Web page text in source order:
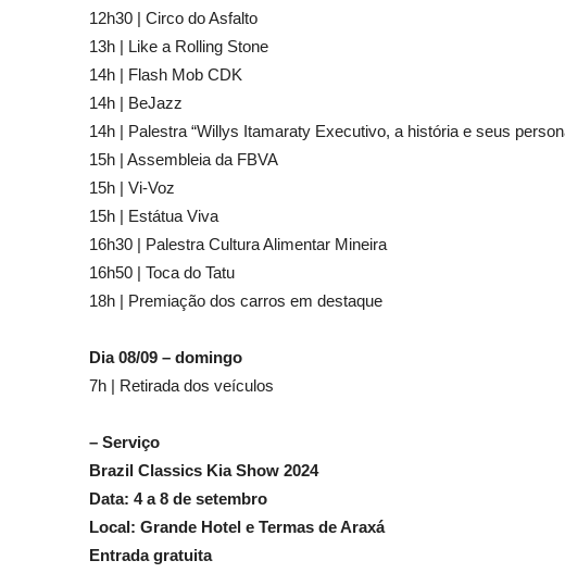
12h30 | Circo do Asfalto
13h | Like a Rolling Stone
14h | Flash Mob CDK
14h | BeJazz
14h | Palestra “Willys Itamaraty Executivo, a história e seus
15h | Assembleia da FBVA
15h | Vi-Voz
15h | Estátua Viva
16h30 | Palestra Cultura Alimentar Mineira
16h50 | Toca do Tatu
18h | Premiação dos carros em destaque
Dia 08/09 – domingo
7h | Retirada dos veículos
– Serviço
Brazil Classics Kia Show 2024
Data: 4 a 8 de setembro
Local: Grande Hotel e Termas de Araxá
Entrada gratuita